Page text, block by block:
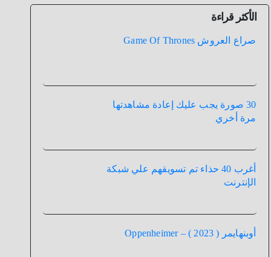
الأكثر قراءة
صراع العروش Game Of Thrones
30 صورة يجب عليك إعادة مشاهدتها
مرة أخري
أغرب 40 حذاء تم تسويقهم علي شبكة
الإنترنت
أوبنهايمر ( 2023 ) – Oppenheimer